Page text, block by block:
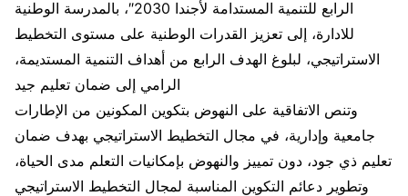
الرابع للتنمية المستدامة لأجندا 2030″، بالمدرسة الوطنية
للادارة، إلى تعزيز القدرات الوطنية على مستوى التخطيط
الاستراتيجي، لبلوغ الهدف الرابع من أهداف التنمية المستديمة،
الرامي إلى ضمان تعليم جيد
وتنص الاتفاقية على النهوض بتكوين المكونين من الإطارات
جامعية وإدارية، في مجال التخطيط الاستراتيجي بهدف ضمان
تعليم ذي جود، دون تمييز والنهوض بإمكانيات التعلم مدى الحياة،
وتطوير دعائم التكوين المناسبة لمجال التخطيط الاستراتيجي